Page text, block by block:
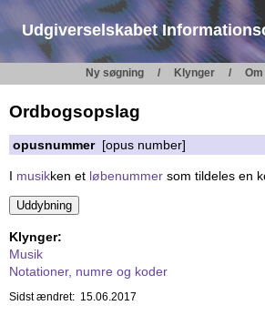
Udgiverselskabet
Ny søgning Klynger
Ordbogsopslag
opusnummer[opus number]
I musikken et løbenummer som tildeles en
Klynger:
Musik
Notationer, numre og koder
Sidst ændret: 15.06.2017